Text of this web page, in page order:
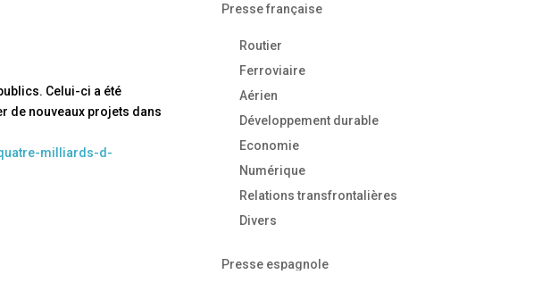
Celui-ci a été
de nouveaux projets dans
milliards-d-
Presse française
Routier
Ferroviaire
Aérien
Développement durable
Economie
Numérique
Relations transfrontalières
Divers
Presse espagnole